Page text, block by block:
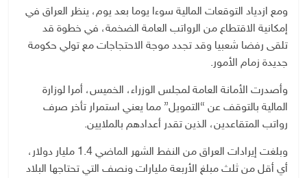
ومع ازدياد التوقعات المالية سوءا يوما بعد يوم، ينظر العراق في
إمكانية الاقتطاع من الرواتب العامة الضخمة، في خطوة قد
تلقى رفضا شعبيا وقد تجدد موجة الاحتجاجات مع تولي حكومة
جديدة زمام الأمور.
وأصدرت الأمانة العامة لمجلس الوزراء، الخميس، أمرا لوزارة
المالية بالتوقف عن “التمويل” مما يعني استمرار تأخر صرف
رواتب المتقاعدين، الذين تقدر أعدادهم بالملايين.
وبلغت إيرادات العراق من النفط الشهر الماضي 1.4 مليار دولار،
أي أقل من ثلث مبلغ الأربعة مليارات ونصف التي تحتاجها البلاد